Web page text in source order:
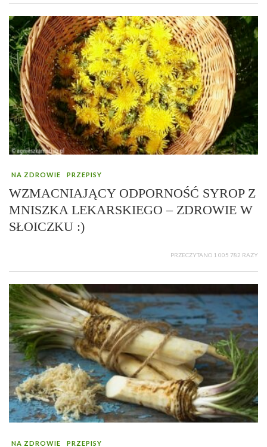
NA ZDROWIE PRZEPISY
WZMACNIAJĄCY ODPORNOŚĆ SYROP Z
MNISZKA LEKARSKIEGO – ZDROWIE W
SŁOICZKU :)
PRZECZYTANO 1 005 782 RAZY
NA ZDROWIE PRZEPISY